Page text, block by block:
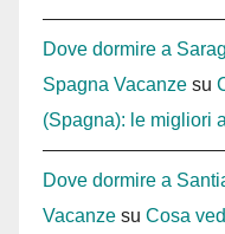
Dove dormire a
Spagna Vacanze su
(Spagna): le migliori
Dove dormire a
Vacanze su Cosa